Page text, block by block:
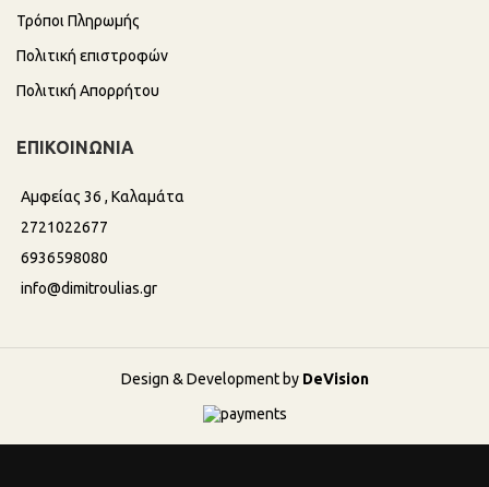
Τρόποι Πληρωμής
Πολιτική επιστροφών
Πολιτική Απορρήτου
ΕΠΙΚΟΙΝΩΝΙΑ
Αμφείας 36 , Καλαμάτα
2721022677
6936598080
info@dimitroulias.gr
Design & Development by DeVision